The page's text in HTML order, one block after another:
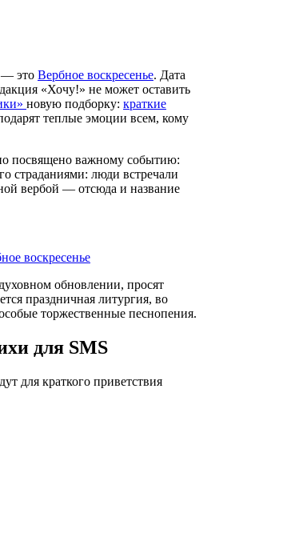
— это Вербное воскресенье. Дата
«Хочу!» не может оставить
новую подборку: краткие
теплые эмоции всем, кому
посвящено важному событию:
страданиями: люди встречали
вербой — отсюда и название
воскресенье
обновлении, просят
праздничная литургия, во
торжественные песнопения.
для SMS
для краткого приветствия